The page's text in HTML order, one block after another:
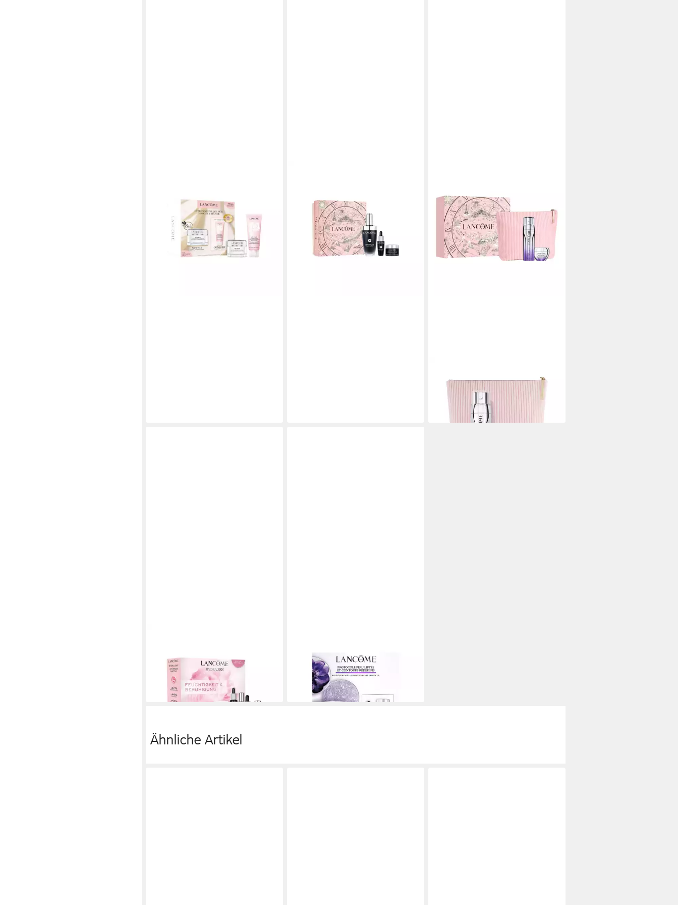
lieferbar - in 7-9 Werktagen bei dir
229,00 €
lieferbar - in 7-9 Werktagen bei dir
Gesichtspflege-Set Rénergie H.C.F.
Triple Serum 50 ml Routine, 2-tlg.
149,00 €
lieferbar - in 7-9 Werktagen bei dir
Zen Pflegelieblingset, 3-tlg.
39,99 €
lieferbar - in 7-9 Werktagen bei dir
Rénergie Multi-Lift 50 ml Cream
Routine Set, 4-tlg.
149,99 €
lieferbar - in 7-9 Werktagen bei dir
Ähnliche Artikel